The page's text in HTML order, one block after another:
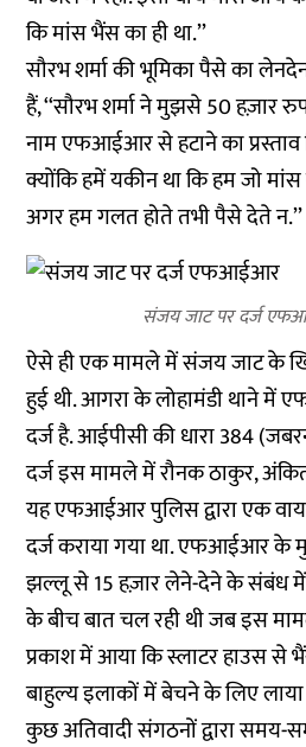
कि मांस भैंस का ही था.’’
सौरभ शर्मा की भूमिका पैसे का
हैं, ‘‘सौरभ शर्मा ने मुझसे 50 हज़ार
नाम एफआईआर से हटाने का प्रस्ताव
क्योंकि हमें यकीन था कि हम जो
अगर हम गलत होते तभी पैसे देते न.’’
संजय जाट पर दर्ज
ऐसे ही एक मामले में संजय जाट के
हुई थी. आगरा के लोहामंडी थाने में
दर्ज है. आईपीसी की धारा 384
दर्ज इस मामले में रौनक ठाकुर,
यह एफआईआर पुलिस द्वारा एक
दर्ज कराया गया था. एफआईआर के
झल्लू से 15 हज़ार लेने-देने के संबंध
के बीच बात चल रही थी जब इस
प्रकाश में आया कि स्लाटर हाउस से
बाहुल्य इलाकों में बेचने के लिए
कुछ अतिवादी संगठनों द्वारा